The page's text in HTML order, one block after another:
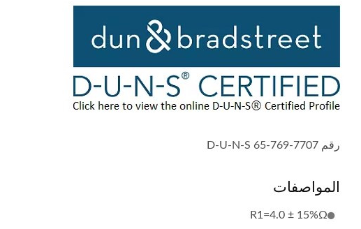
رقم D-U-N-S 65-769-7707
المواصفات
R1=4.0 ± 15%Ω